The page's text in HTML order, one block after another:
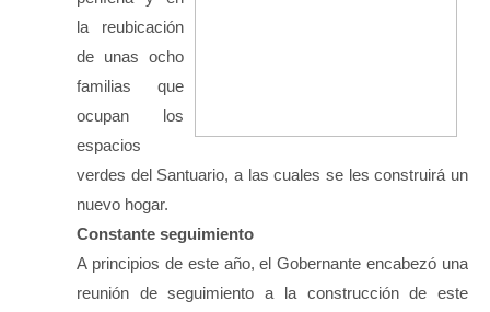
la reubicación
de unas ocho
familias que
ocupan los
espacios
verdes del Santuario, a las cuales se les construirá un
nuevo hogar.
Constante seguimiento
A principios de este año, el Gobernante encabezó una
reunión de seguimiento a la construcción de este